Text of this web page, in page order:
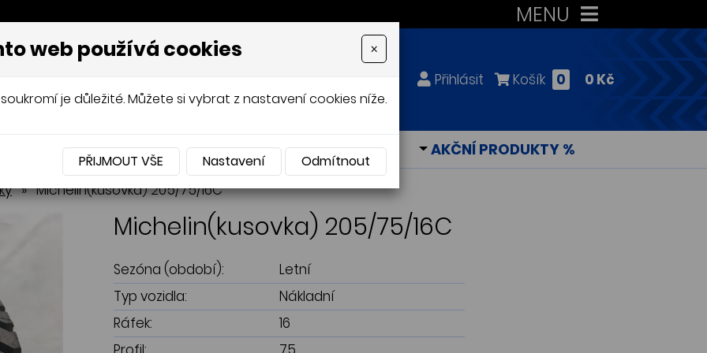
MENU
PNEUSERVIS Přihlásit Košík 0 0 Kč
OCELOVÉ DISKY HLINÍKOVÉ DISKY AKČNÍ PRODUKTY %
» Michelin(kusovka) 205/75/16C
Michelin(kusovka) 205/75/16C
Sezóna (období):
Letní
Typ vozidla:
Nákladní
Ráfek:
16
web používá cookies ×
je důležité. Můžete si vybrat z nastavení cookies níže.
PŘIJMOUT VŠE Nastavení Odmítnout